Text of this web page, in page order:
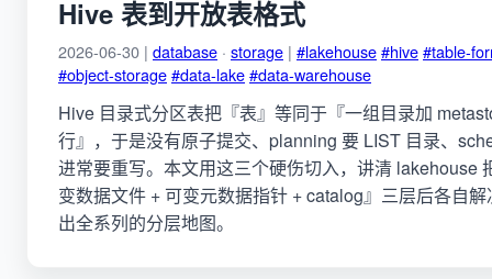
Hive 表到开放表格式
2026-06-30 | database · storage | #lakehouse#hive#table-
#object-storage#data-lake#data-warehouse
Hive 目录式分区表把『表』等同于『一组目录加
行』，于是没有原子提交、planning 要 LIST 目录、
进常要重写。本文用这三个硬伤切入，讲清 lakehouse
变数据文件 + 可变元数据指针 + catalog』三层后各自
出全系列的分层地图。